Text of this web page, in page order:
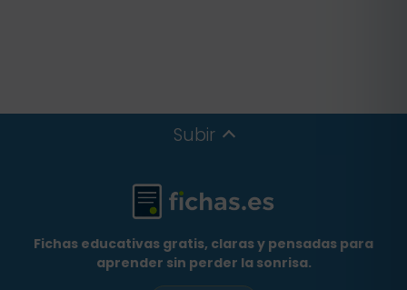
Subir
Fichas educativas gratis, claras y pensadas para
aprender sin perder la sonrisa.